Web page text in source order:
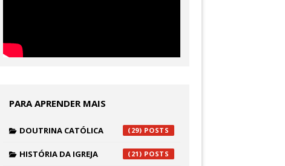
PARA APRENDER MAIS
DOUTRINA CATÓLICA (29)
HISTÓRIA DA IGREJA (21)